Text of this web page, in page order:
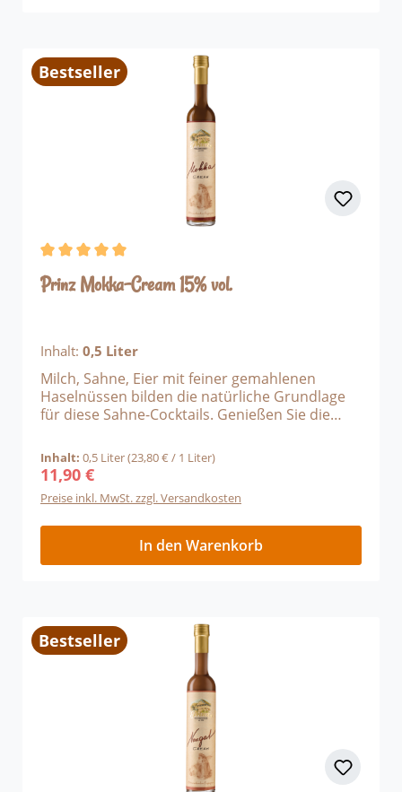
Bestseller
Durchschnittliche Bewertung von 5 von 5 Sternen
Prinz Mokka-Cream 15% vol.
Inhalt: 0,5 Liter
Milch, Sahne, Eier mit feiner gemahlenen
Haselnüssen bilden die natürliche Grundlage
für diese Sahne-Cocktails. Genießen Sie die
Ihren Pudding!
Inhalt: 0,5 Liter(23,80 € / 1 Liter)
Regulärer Preis:
11,90 €
Preise inkl. MwSt. zzgl. Versandkosten
In den Warenkorb
Bestseller